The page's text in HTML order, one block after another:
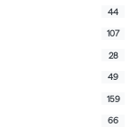
44
107
28
49
159
66